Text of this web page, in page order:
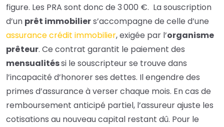
figure. Les PRA sont donc de 3 000 €. La souscription
d’un prêt immobiliers’accompagne de celle d’une
assurance crédit immobilier, exigée par l’organisme
prêteur. Ce contrat garantit le paiement des
mensualitéssi le souscripteur se trouve dans
l’incapacité d’honorer ses dettes. Il engendre des
primes d’assurance à verser chaque mois. En cas de
remboursement anticipé partiel, l’assureur ajuste les
cotisations au nouveau capital restant dû. Pour le